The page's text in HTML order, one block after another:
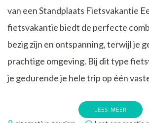
van een Standplaats Fietsvakantie
fietsvakantie biedt de perfecte
bezig zijn en ontspanning, terwijl je
prachtige omgeving. Bij dit type
je gedurende je hele trip op één
LEES MEER